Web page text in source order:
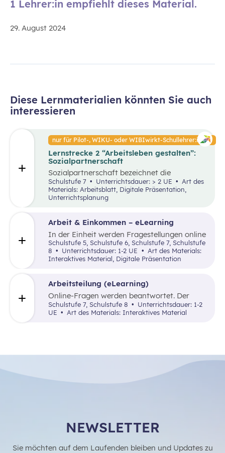
1 Lehrer:in empfiehlt dieses Material.
29. August 2024
Diese Lernmaterialien könnten Sie auch
interessieren
nur für Pilot-, WIKU- oder WIBIwirkt-Schullehrer:innen
Lernstrecke 2 “Arbeitsleben gestalten”:
Sozialpartnerschaft
Sozialpartnerschaft bezeichnet die
Zusammenarbeit zwischen Arbeitgeber:innen
und Arbeitnehmer:innen sowie deren
Interessenvertretungen. Ziel ist es,
Vereinbarungen zu gestalten und Konflikte zu
vermeiden. Dieses Modell fördert den sozialen
Frieden und trägt zu einer stabilen Wirtschaft
bei. Im Unterrichtsszenario werden die
Grundlagen der Sozialpartnerschaft erläutert
und die Rollen der beteiligten Akteure
Schulstufe 7 Unterrichtsdauer: > 2 UE
Materials: Arbeitsblatt, Digitale Präsentation,
Unterrichtsplanung
Arbeit & Einkommen – eLearning
In der Einheit werden Fragestellungen online
zu folgenden Themen bearbeitet. Formen der
Arbeit, Einkommen, Arbeitslosigkeit und
Verwendung des Einkommens.
Schulstufe 5, Schulstufe 6, Schulstufe 7, Schulstufe
8
Unterrichtsdauer: 1-2 UE
Interaktives Material, Digitale Präsentation
Arbeitsteilung (eLearning)
Online-Fragen werden beantwortet. Der
Input erfolgt durch Videos und Interviews.
Dabei werden drei zentrale Themen
Schulstufe 7, Schulstufe 8
UE
Art des Materials: Interaktives Material
NEWSLETTER
Sie möchten auf dem Laufenden bleiben und Updates zu